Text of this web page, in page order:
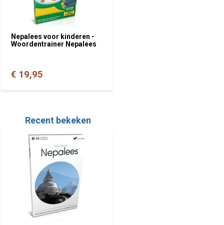
Nepalees voor kinderen -
Woordentrainer Nepalees
€ 19,95
Recent bekeken